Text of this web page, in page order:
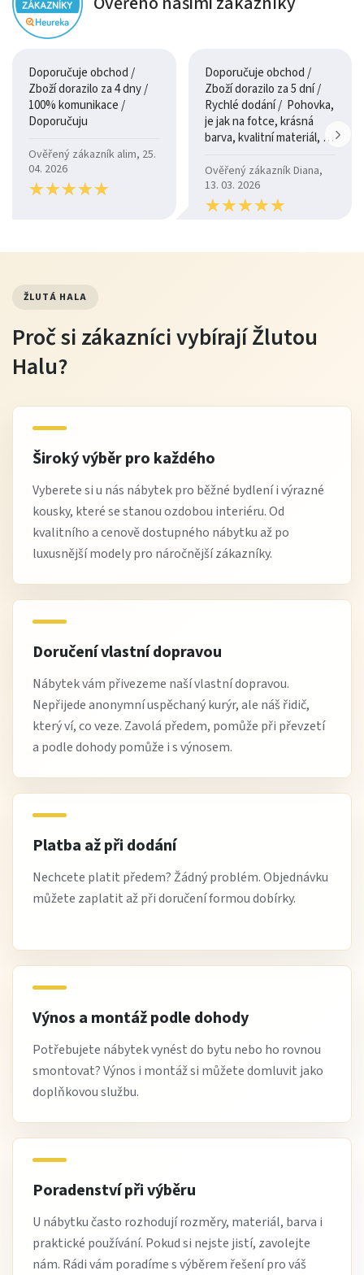
Doporučuje obchod /
Zboží dorazilo za 4 dny /
100% komunikace /
Doporučuju
Ověřený zákazník alim, 25.
04. 2026
★★★★★
★★★★★
Doporučuje obchod /
Zboží dorazilo za 5 dní /
Rychlé dodání / Pohovka,
je jak na fotce, krásná
barva, kvalitní materiál, a
Ověřený zákazník Diana,
13. 03. 2026
★★★★★
★★★★★
ŽLUTÁ HALA
Proč si zákazníci vybírají Žlutou
Halu?
Široký výběr pro každého
Vyberete si u nás nábytek pro běžné bydlení i výrazné
kousky, které se stanou ozdobou interiéru. Od
kvalitního a cenově dostupného nábytku až po
luxusnější modely pro náročnější zákazníky.
Doručení vlastní dopravou
Nábytek vám přivezeme naší vlastní dopravou.
Nepřijede anonymní uspěchaný kurýr, ale náš řidič,
který ví, co veze. Zavolá předem, pomůže při převzetí
a podle dohody pomůže i s výnosem.
Platba až při dodání
Nechcete platit předem? Žádný problém. Objednávku
můžete zaplatit až při doručení formou dobírky.
Výnos a montáž podle dohody
Potřebujete nábytek vynést do bytu nebo ho rovnou
smontovat? Výnos i montáž si můžete domluvit jako
doplňkovou službu.
Poradenství při výběru
U nábytku často rozhodují rozměry, materiál, barva i
praktické používání. Pokud si nejste jistí, zavolejte
nám. Rádi vám poradíme s výběrem řešení pro váš